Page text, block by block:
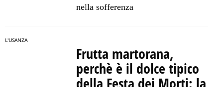
nella sofferenza
L'USANZA
Frutta martorana,
perchè è il dolce tipico
della Festa dei Morti: la